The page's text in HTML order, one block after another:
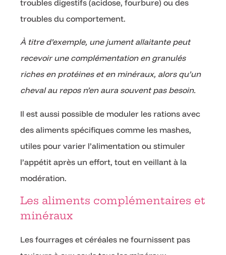
troubles digestifs (acidose, fourbure) ou des
troubles du comportement.
À titre d’exemple, une jument allaitante peut
recevoir une complémentation en granulés
riches en protéines et en minéraux, alors qu’un
cheval au repos n’en aura souvent pas besoin.
Il est aussi possible de moduler les rations avec
des aliments spécifiques comme les mashes,
utiles pour varier l’alimentation ou stimuler
l’appétit après un effort, tout en veillant à la
modération.
Les aliments complémentaires et
minéraux
Les fourrages et céréales ne fournissent pas